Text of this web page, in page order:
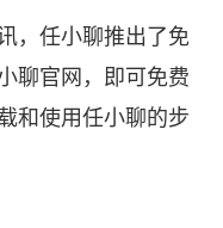
，任小聊推出了免
聊官网 ，即可免费
和使用任小聊的步